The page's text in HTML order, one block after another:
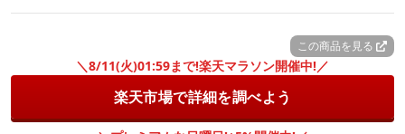
この商品を見る
＼8/11(火)01:59まで!楽天マラソン開催中!／
楽天市場で詳細を調べよう